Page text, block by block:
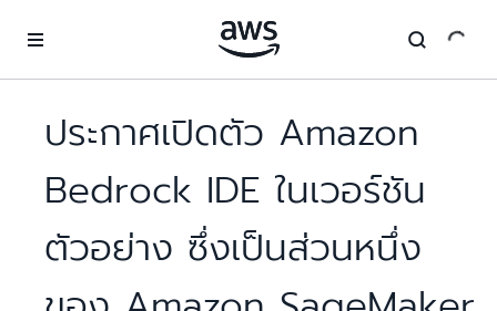
ประกาศเปิดตัว Amazon
Bedrock IDE ในเวอร์ชัน
ตัวอย่าง ซึ่งเป็นส่วนหนึ่ง